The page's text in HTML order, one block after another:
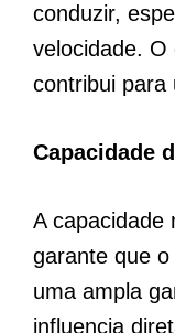
conduzir,
velocidade. O
contribui para
Capacidade
A capacidade
garante que
uma ampla
influencia